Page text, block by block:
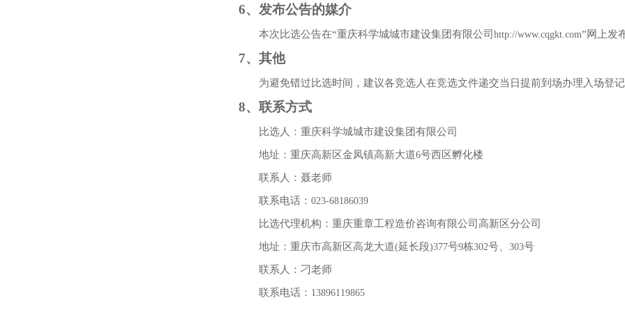
6、发布公告的媒介
本次比选公告在“重庆科学城城市建设集团有限公司 http://www.cqgkt.com”网上发
7、其他
为避免错过比选时间，建议各竞选人在竞选文件递交当日提前到场办理入场登记
8、联系方式
比选人：重庆科学城城市建设集团有限公司
地址：重庆高新区金凤镇高新大道6号西区孵化楼
联系人：聂老师
联系电话： 023-68186039
比选代理机构：重庆重章工程造价咨询有限公司高新区分公司
地址：重庆市高新区高龙大道(延长段)377号9栋302号、 303号
联系人：刁老师
联系电话： 13896119865